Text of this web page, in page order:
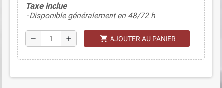
Taxe inclue
Disponible généralement en 48/72 h
remove add shopping_cart AJOUTER AU PANIER